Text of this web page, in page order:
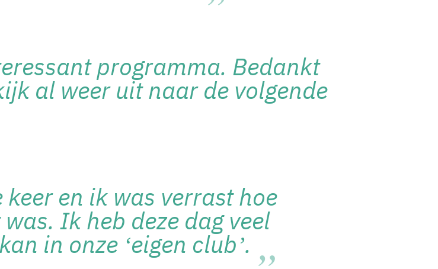
programma. Bedankt
al weer uit naar de volgende
en ik was verrast hoe
Ik heb deze dag veel
in onze ‘eigen club’.